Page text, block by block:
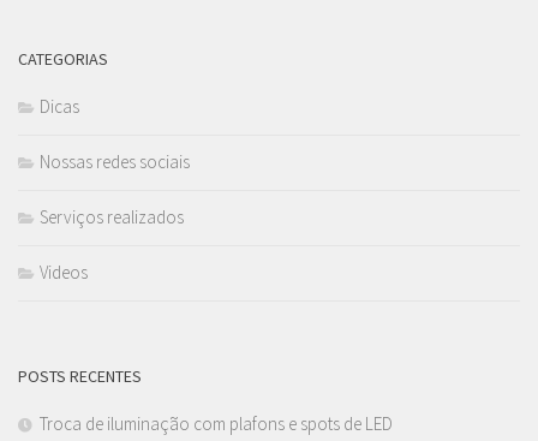
CATEGORIAS
Dicas
Nossas redes sociais
Serviços realizados
Videos
POSTS RECENTES
Troca de iluminação com plafons e spots de LED